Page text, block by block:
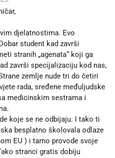
djelatnostima. Evo
student kad završi
stranih „agenata“ koji ga
završi specijalizaciju kod nas,
zemlje nude tri do četiri
rada, sređene međuljudske
medicinskim sestrama i
koje se ne odbijaju. I tako ti
besplatno školovala odlaze
EU ) i tamo provode svoje
stranci gratis dobiju